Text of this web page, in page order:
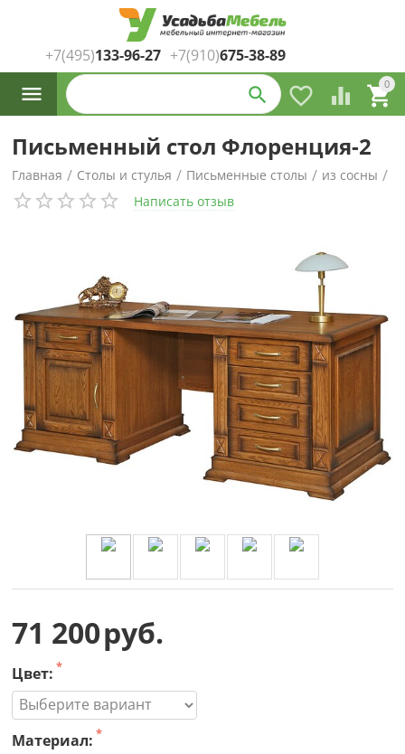
+7(495)133-96-27 +7(910)675-38-89
0

 

Каталог
товаров
Письменный стол Флоренция-2
Главная / Столы и стулья / Письменные столы / из сосны /
из березы / Написать отзыв
71 200руб.
Цвет:
Материал: